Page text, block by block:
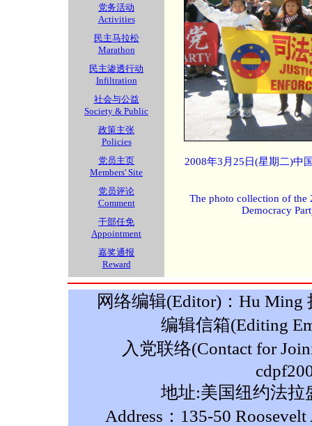
党务活动
Activities
民主马拉松
Marathon
民主渗透行动
Infiltration
社会与公益
Society & Public
政策主张
Policies
党员主页
Members' Site
党员评论
Comment
干部任免
Appointment
嘉奖通报
Reward
2008年3月25日(星期二)中
The photo collection of the
Democracy
网络编辑(Editor)：Hu Ming
编辑信箱(Editing
入党联络(Contact for
地址:美国纽约法拉
Address：135-50